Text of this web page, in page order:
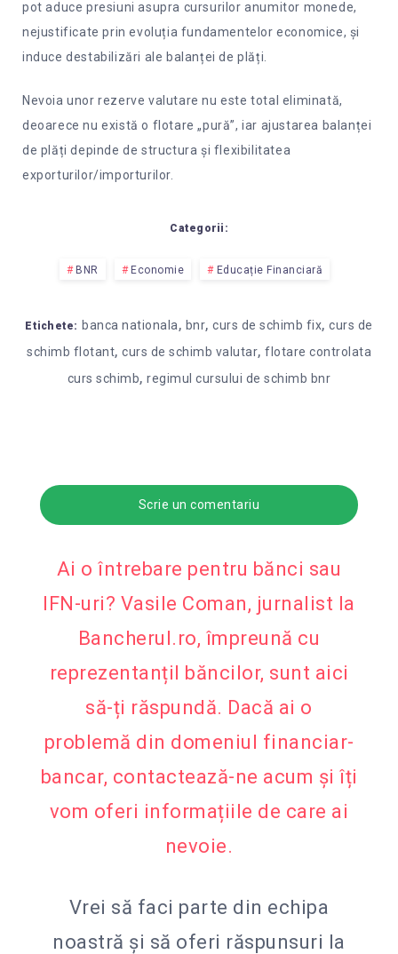
pot aduce presiuni asupra cursurilor anumitor monede,
nejustificate prin evoluția fundamentelor economice, și
induce destabilizări ale balanței de plăți.
Nevoia unor rezerve valutare nu este total eliminată,
deoarece nu există o flotare „pură”, iar ajustarea balanței
de plăți depinde de structura și flexibilitatea
exporturilor/importurilor.
Categorii:
BNR Economie Educație Financiară
Etichete: banca nationala, bnr,curs de schimb fix,curs de
schimb flotant, curs de schimb valutar, flotare controlata
curs schimb,regimul cursului de schimb bnr
Scrie un comentariu
Ai o întrebare pentru bănci sau
IFN-uri? Vasile Coman, jurnalist la
Bancherul.ro, împreună cu
reprezentanțiI băncilor, sunt aici
să-ți răspundă. Dacă ai o
problemă din domeniul financiar-
bancar, contactează-ne acum și îți
vom oferi informațiile de care ai
nevoie.
Vrei să faci parte din echipa
noastră și să oferi răspunsuri la